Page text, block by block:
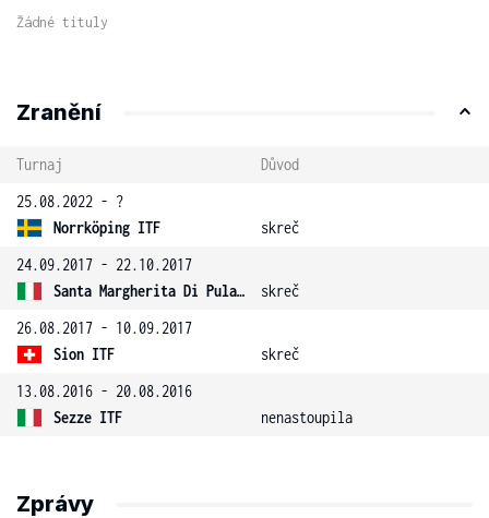
Žádné tituly
Zranění
Turnaj
Důvod
25.08.2022 - ?
Norrköping ITF
skreč
24.09.2017 - 22.10.2017
Santa Margherita Di Pula 13 ITF
skreč
26.08.2017 - 10.09.2017
Sion ITF
skreč
13.08.2016 - 20.08.2016
Sezze ITF
nenastoupila
Zprávy